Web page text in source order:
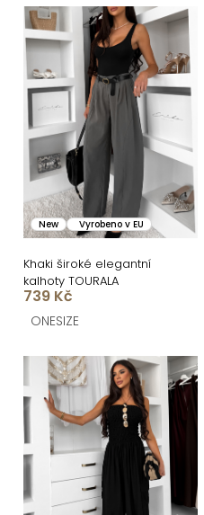
n
í
p
r
o
d
u
k
t
ů
V
ý
p
i
s
p
r
o
d
u
k
ů
New Vyrobeno v EU
Khaki široké elegantní
kalhoty TOURALA
739 Kč
ONESIZE